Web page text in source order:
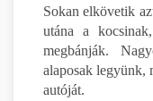
Sokan elkövetik
utána a
megbánják.
alaposak legyünk,
autóját.